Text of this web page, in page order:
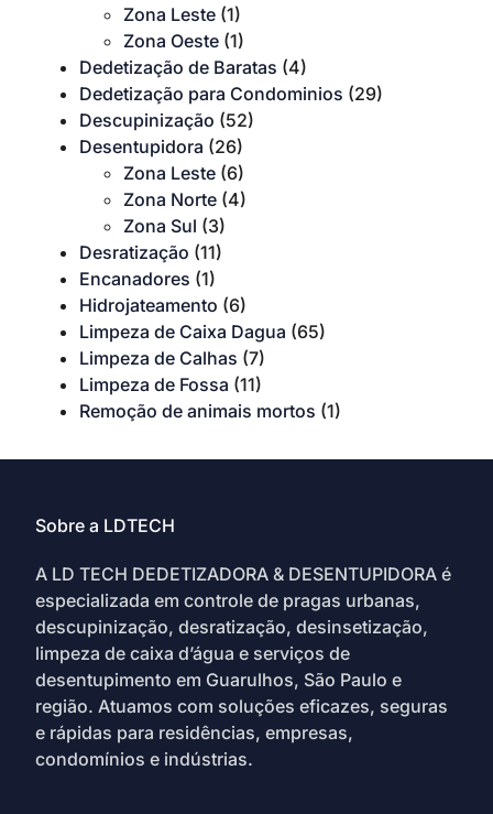
Zona Leste (1)
Zona Oeste (1)
Dedetização de Baratas (4)
Dedetização para Condominios (29)
Descupinização (52)
Desentupidora (26)
Zona Leste (6)
Zona Norte (4)
Zona Sul (3)
Desratização (11)
Encanadores (1)
Hidrojateamento (6)
Limpeza de Caixa Dagua (65)
Limpeza de Calhas (7)
Limpeza de Fossa (11)
Remoção de animais mortos (1)
Sobre a LDTECH
A LD TECH DEDETIZADORA & DESENTUPIDORA é
especializada em controle de pragas urbanas,
descupinização, desratização, desinsetização,
limpeza de caixa d’água e serviços de
desentupimento em Guarulhos, São Paulo e
região. Atuamos com soluções eficazes, seguras
e rápidas para residências, empresas,
condomínios e indústrias.